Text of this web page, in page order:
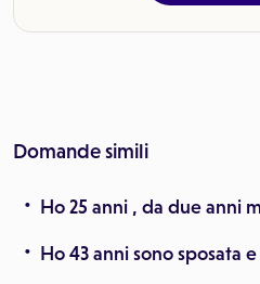
Domande simili
Ho 25 anni , da due anni
Ho 43 anni sono sposata